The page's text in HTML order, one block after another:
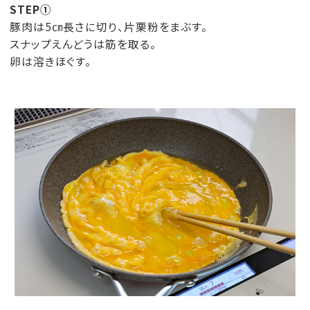
STEP①
豚肉は5㎝長さに切り、片栗粉をまぶす。
スナップえんどうは筋を取る。
卵は溶きほぐす。